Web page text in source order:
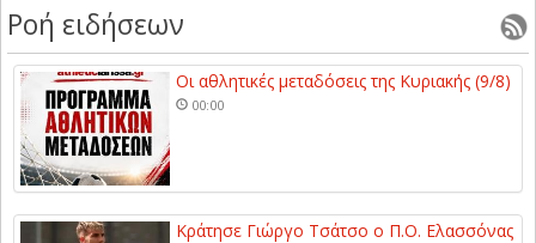
Ροή ειδήσεων
Οι αθλητικές μεταδόσεις της Κυριακής (9/8)
00:00
Κράτησε Γιώργο Τσάτσο ο Π.Ο. Ελασσόνας